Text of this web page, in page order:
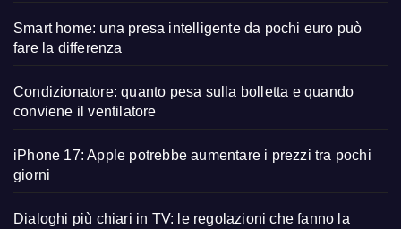
Smart home: una presa intelligente da pochi euro può
fare la differenza
Condizionatore: quanto pesa sulla bolletta e quando
conviene il ventilatore
iPhone 17: Apple potrebbe aumentare i prezzi tra pochi
giorni
Dialoghi più chiari in TV: le regolazioni che fanno la